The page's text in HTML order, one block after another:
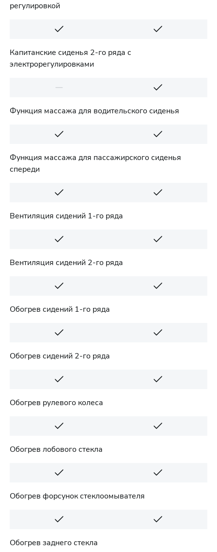
регулировкой
Капитанские сиденья 2-го ряда с
электрорегулировками
Функция массажа для водительского сиденья
Функция массажа для пассажирского сиденья
спереди
Вентиляция сидений 1-го ряда
Вентиляция сидений 2-го ряда
Обогрев сидений 1-го ряда
Обогрев сидений 2-го ряда
Обогрев рулевого колеса
Обогрев лобового стекла
Обогрев форсунок стеклоомывателя
Обогрев заднего стекла